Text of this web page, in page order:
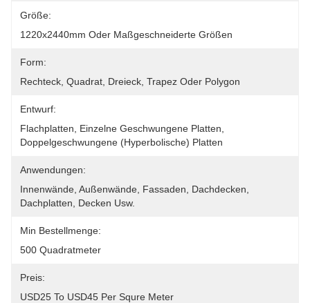
Größe:
1220x2440mm Oder Maßgeschneiderte Größen
Form:
Rechteck, Quadrat, Dreieck, Trapez Oder Polygon
Entwurf:
Flachplatten, Einzelne Geschwungene Platten,
Doppelgeschwungene (hyperbolische) Platten
Anwendungen:
Innenwände, Außenwände, Fassaden, Dachdecken,
Dachplatten, Decken Usw.
Min Bestellmenge:
500 Quadratmeter
Preis:
USD25 To USD45 Per Squre Meter